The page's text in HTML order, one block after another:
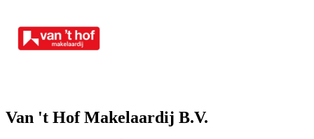
Van 't Hof Makelaardij B.V.